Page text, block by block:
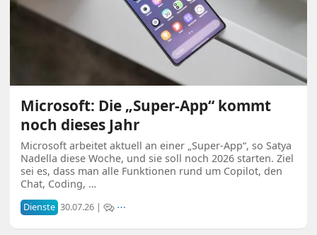
Microsoft: Die „Super-App“ kommt
noch dieses Jahr
Microsoft arbeitet aktuell an einer „Super-App“, so Satya
Nadella diese Woche, und sie soll noch 2026 starten. Ziel
sei es, dass man alle Funktionen rund um Copilot, den
Chat, Coding, …
Dienste 30.07.26 | ⋯